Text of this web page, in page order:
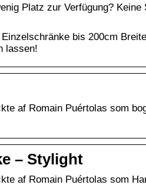
Platz zur Verfügung? Keine
bis 200cm
lassen!
af Romain Puértolas som
– Stylight
af Romain Puértolas som